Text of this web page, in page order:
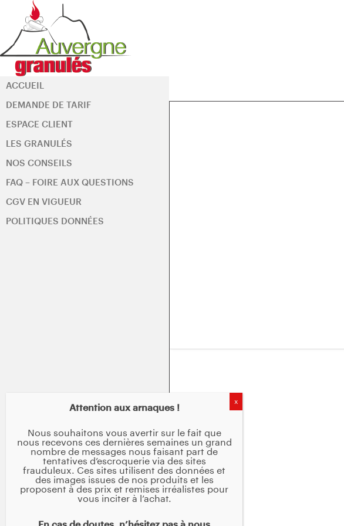
content
Primary
ACCUEIL
DEMANDE DE TARIF
ESPACE CLIENT
LES GRANULÉS
NOS CONSEILS
FAQ – FOIRE AUX QUESTIONS
CGV EN VIGUEUR
POLITIQUES DONNÉES
Attention aux arnaques !
Nous souhaitons vous avertir sur le fait que
nous recevons ces dernières semaines un grand
nombre de messages nous faisant part de
tentatives d’escroquerie via des sites
frauduleux. Ces sites utilisent des données et
des images issues de nos produits et les
proposent à des prix et remises irréalistes pour
vous inciter à l’achat.